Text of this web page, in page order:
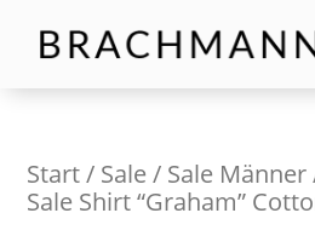
Start/ Sale / Sale Männer
Sale Shirt “Graham”